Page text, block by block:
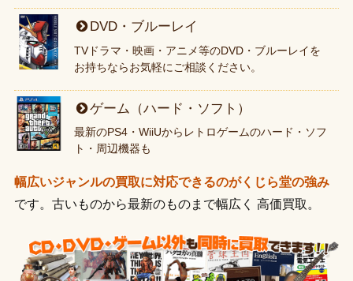
DVD・ブルーレイ
TVドラマ・映画・アニメ等のDVD・ブルーレイを
お持ちならお気軽にご相談ください。
ゲーム（ハード・ソフト）
最新のPS4・WiiUからレトロゲームのハード・ソフ
ト・周辺機器も
幅広いジャンルの買取に対応できるのがくじら堂の強み
です。古いものから最新のものまで幅広く 高価買取。